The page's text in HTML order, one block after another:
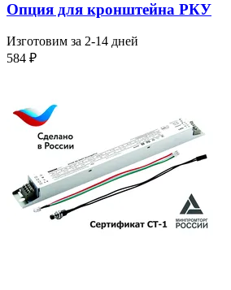
Опция для кронштейна РКУ
Изготовим за 2-14 дней
584 ₽